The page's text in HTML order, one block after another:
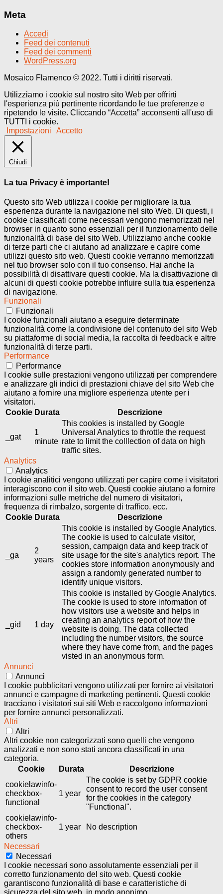
Meta
Accedi
Feed dei contenuti
Feed dei commenti
WordPress.org
Mosaico Flamenco © 2022. Tutti i diritti riservati.
Utilizziamo i cookie sul nostro sito Web per offrirti
l'esperienza più pertinente ricordando le tue preferenze e
ripetendo le visite. Cliccando “Accetta” acconsenti all'uso di
TUTTI i cookie.
Impostazioni
Accetto
Chiudi
La tua Privacy è importante!
Questo sito Web utilizza i cookie per migliorare la tua
esperienza durante la navigazione nel sito Web. Di questi, i
cookie classificati come necessari vengono memorizzati nel
browser in quanto sono essenziali per il funzionamento delle
funzionalità di base del sito Web. Utilizziamo anche cookie
di terze parti che ci aiutano ad analizzare e capire come
utilizzi questo sito web. Questi cookie verranno memorizzati
nel tuo browser solo con il tuo consenso. Hai anche la
possibilità di disattivare questi cookie. Ma la disattivazione di
alcuni di questi cookie potrebbe influire sulla tua esperienza
di navigazione.
Funzionali
Funzionali
I cookie funzionali aiutano a eseguire determinate
funzionalità come la condivisione del contenuto del sito Web
su piattaforme di social media, la raccolta di feedback e altre
funzionalità di terze parti.
Performance
Performance
I cookie sulle prestazioni vengono utilizzati per comprendere
e analizzare gli indici di prestazioni chiave del sito Web che
aiutano a fornire una migliore esperienza utente per i
visitatori.
Cookie Durata Descrizione
_gat
1
minute
This cookies is installed by Google
Universal Analytics to throttle the request
rate to limit the colllection of data on high
traffic sites.
Analytics
Analytics
I cookie analitici vengono utilizzati per capire come i visitatori
interagiscono con il sito web. Questi cookie aiutano a fornire
informazioni sulle metriche del numero di visitatori,
frequenza di rimbalzo, sorgente di traffico, ecc.
Cookie Durata Descrizione
_ga
2
years
This cookie is installed by Google Analytics.
The cookie is used to calculate visitor,
session, campaign data and keep track of
site usage for the site's analytics report. The
cookies store information anonymously and
assign a randomly generated number to
identify unique visitors.
_gid 1 day
This cookie is installed by Google Analytics.
The cookie is used to store information of
how visitors use a website and helps in
creating an analytics report of how the
website is doing. The data collected
including the number visitors, the source
where they have come from, and the pages
visted in an anonymous form.
Annunci
Annunci
I cookie pubblicitari vengono utilizzati per fornire ai visitatori
annunci e campagne di marketing pertinenti. Questi cookie
tracciano i visitatori sui siti Web e raccolgono informazioni
per fornire annunci personalizzati.
Altri
Altri
Altri cookie non categorizzati sono quelli che vengono
analizzati e non sono stati ancora classificati in una
categoria.
Cookie
Durata
Descrizione
cookielawinfo-
checkbox-
functional
1 year
The cookie is set by GDPR cookie
consent to record the user consent
for the cookies in the category
"Functional".
cookielawinfo-
checkbox-
others
1 year No description
Necessari
Necessari
I cookie necessari sono assolutamente essenziali per il
corretto funzionamento del sito web. Questi cookie
garantiscono funzionalità di base e caratteristiche di
sicurezza del sito web, in modo anonimo.